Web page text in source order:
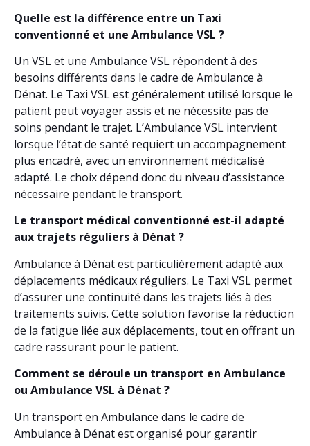
Quelle est la différence entre un Taxi
conventionné et une Ambulance VSL ?
Un VSL et une Ambulance VSL répondent à des
besoins différents dans le cadre de Ambulance à
Dénat. Le Taxi VSL est généralement utilisé lorsque le
patient peut voyager assis et ne nécessite pas de
soins pendant le trajet. L’Ambulance VSL intervient
lorsque l’état de santé requiert un accompagnement
plus encadré, avec un environnement médicalisé
adapté. Le choix dépend donc du niveau d’assistance
nécessaire pendant le transport.
Le transport médical conventionné est-il adapté
aux trajets réguliers à Dénat ?
Ambulance à Dénat est particulièrement adapté aux
déplacements médicaux réguliers. Le Taxi VSL permet
d’assurer une continuité dans les trajets liés à des
traitements suivis. Cette solution favorise la réduction
de la fatigue liée aux déplacements, tout en offrant un
cadre rassurant pour le patient.
Comment se déroule un transport en Ambulance
ou Ambulance VSL à Dénat ?
Un transport en Ambulance dans le cadre de
Ambulance à Dénat est organisé pour garantir